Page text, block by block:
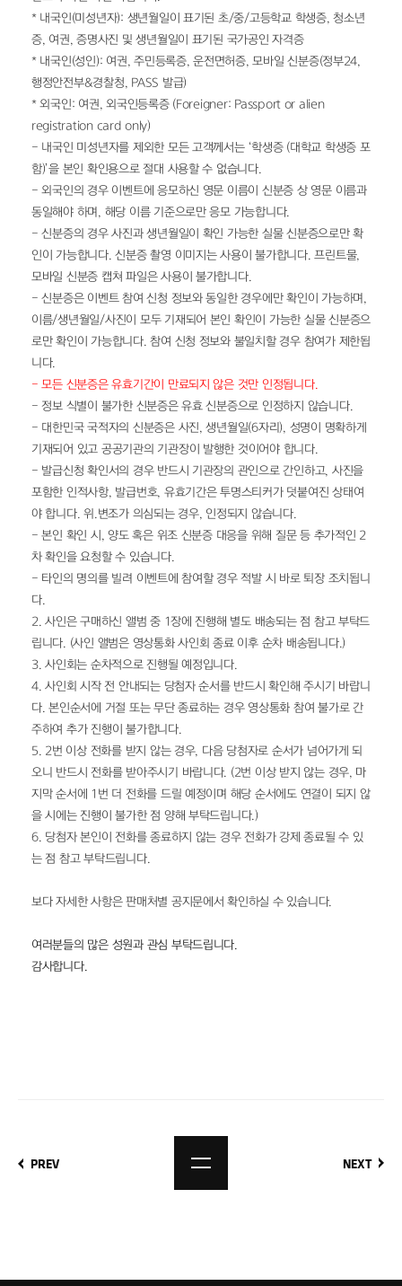
* 내국인(미성년자): 생년월일이 표기된 초/중/고등학교 학생증, 청소년
증, 여권, 증명사진 및 생년월일이 표기된 국가공인 자격증
* 내국인(성인): 여권, 주민등록증, 운전면허증, 모바일 신분증(정부24,
행정안전부&경찰청, PASS 발급)
* 외국인: 여권, 외국인등록증 (Foreigner: Passport or alien
registration card only)
- 내국인 미성년자를 제외한 모든 고객께서는 ‘학생증 (대학교 학생증 포
함)’을 본인 확인용으로 절대 사용할 수 없습니다.
- 외국인의 경우 이벤트에 응모하신 영문 이름이 신분증 상 영문 이름과
동일해야 하며, 해당 이름 기준으로만 응모 가능합니다.
- 신분증의 경우 사진과 생년월일이 확인 가능한 실물 신분증으로만 확
인이 가능합니다. 신분증 촬영 이미지는 사용이 불가합니다. 프린트물,
모바일 신분증 캡쳐 파일은 사용이 불가합니다.
- 신분증은 이벤트 참여 신청 정보와 동일한 경우에만 확인이 가능하며,
이름/생년월일/사진이 모두 기재되어 본인 확인이 가능한 실물 신분증으
로만 확인이 가능합니다. 참여 신청 정보와 불일치할 경우 참여가 제한됩
니다.
- 모든 신분증은 유효기간이 만료되지 않은 것만 인정됩니다.
- 정보 식별이 불가한 신분증은 유효 신분증으로 인정하지 않습니다.
- 대한민국 국적자의 신분증은 사진, 생년월일(6자리), 성명이 명확하게
기재되어 있고 공공기관의 기관장이 발행한 것이어야 합니다.
- 발급신청 확인서의 경우 반드시 기관장의 관인으로 간인하고, 사진을
포함한 인적사항, 발급번호, 유효기간은 투명스티커가 덧붙여진 상태여
야 합니다. 위.변조가 의심되는 경우, 인정되지 않습니다.
- 본인 확인 시, 양도 혹은 위조 신분증 대응을 위해 질문 등 추가적인 2
차 확인을 요청할 수 있습니다.
- 타인의 명의를 빌려 이벤트에 참여할 경우 적발 시 바로 퇴장 조치됩니
다.
2. 사인은 구매하신 앨범 중 1장에 진행해 별도 배송되는 점 참고 부탁드
립니다. (사인 앨범은 영상통화 사인회 종료 이후 순차 배송됩니다.)
3. 사인회는 순차적으로 진행될 예정입니다.
4. 사인회 시작 전 안내되는 당첨자 순서를 반드시 확인해 주시기 바랍니
다. 본인순서에 거절 또는 무단 종료하는 경우 영상통화 참여 불가로 간
주하여 추가 진행이 불가합니다.
5. 2번 이상 전화를 받지 않는 경우, 다음 당첨자로 순서가 넘어가게 되
오니 반드시 전화를 받아주시기 바랍니다. (2번 이상 받지 않는 경우, 마
지막 순서에 1번 더 전화를 드릴 예정이며 해당 순서에도 연결이 되지 않
을 시에는 진행이 불가한 점 양해 부탁드립니다.)
6. 당첨자 본인이 전화를 종료하지 않는 경우 전화가 강제 종료될 수 있
는 점 참고 부탁드립니다.
보다 자세한 사항은 판매처별 공지문에서 확인하실 수 있습니다.
여러분들의 많은 성원과 관심 부탁드립니다.
감사합니다.
PREV NEXT